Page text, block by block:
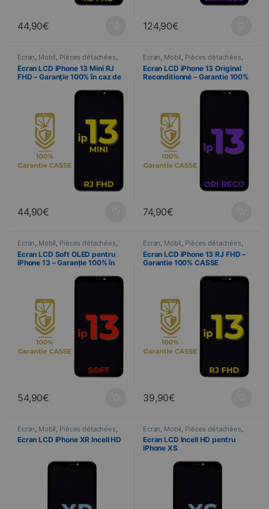
44,90€ 124,90€
Ecran, Mobil, Pièces détachées,
Telefonie
Ecran LCD iPhone 13 Mini RJ
FHD – Garanție 100% în caz de
44,90€
Ecran, Mobil, Pièces détachées,
Telefonie
Ecran LCD iPhone 13 Original
Reconditionné – Garantie 100%
74,90€
Ecran, Mobil, Pièces détachées,
Telefonie
Ecran LCD Soft OLED pentru
iPhone 13 – Garanție 100% în
54,90€
Ecran, Mobil, Pièces détachées,
Telefonie
Ecran LCD iPhone 13 RJ FHD –
Garantie 100% CASSE
39,90€
Ecran Mobil Pièces détachées
Telefonie
Ecran LCD iPhone XR Incell HD
Ecran Mobil Pièces détachées
Telefonie
Ecran LCD Incell HD pentru
iPhone XS